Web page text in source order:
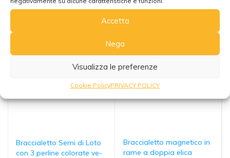
Accetta
Nega
Visualizza le preferenze
Cookie PolicyPRIVACY POLICY
Braccialetto Semi di Loto
con 3 perline colorate ve-
Braccialetto magnetico in
rame a doppia elica